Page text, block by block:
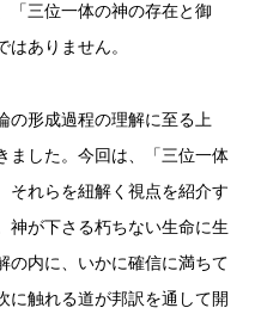
「三位一体の神の存在と御
ありません。
形成過程の理解に至る上
ました。今回は、「三位一体
それらを紐解く視点を紹介す
神が下さる朽ちない生命に生
の内に、いかに確信に満ちて
に触れる道が邦訳を通して開